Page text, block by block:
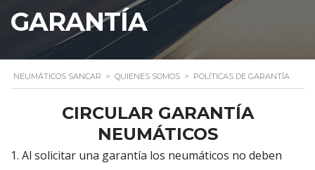
GARANTÍA
NEUMÁTICOS SANCAR > QUIENES SOMOS > POLÍTICAS DE GARANTÍA
CIRCULAR GARANTÍA
NEUMÁTICOS
1. Al solicitar una garantía los neumáticos no deben